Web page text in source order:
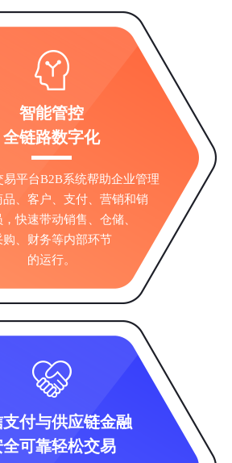
智能管控
全链路数字化
易平台B2B系统帮助企业管理
品、客户、支付、营销和销
快速带动销售、仓储、
购、财务等内部环节
的运行。
付与供应链金融
全可靠轻松交易